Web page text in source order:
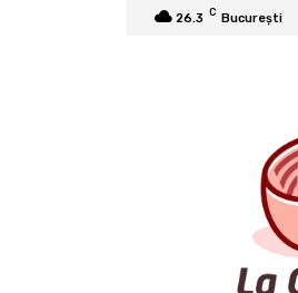
26.3 C București